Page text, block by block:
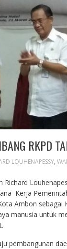
RKPD
LOUHENAPESSY,
Richard
Kerja
Ambon sebagai
manusia untuk
pembangunan